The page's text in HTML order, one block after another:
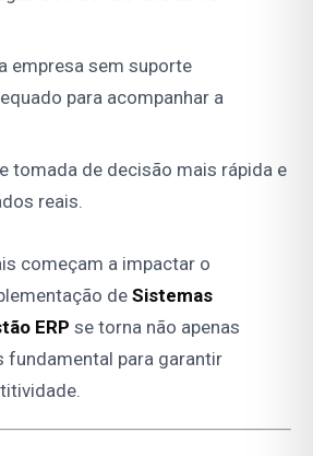
empresa sem suporte
para acompanhar a
tomada de decisão mais rápida e
reais.
começam a impactar o
deSistemas
ERP se torna não apenas
fundamental para garantir